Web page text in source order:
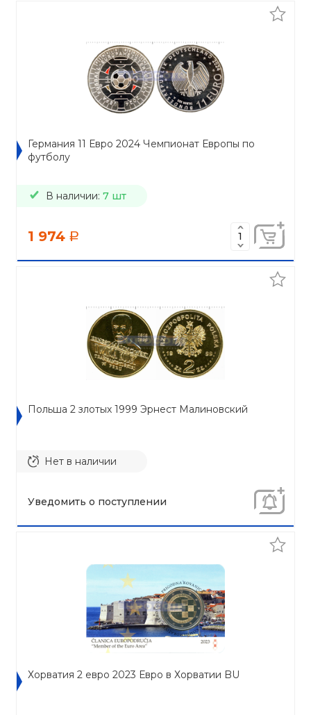
Германия 11 Евро 2024 Чемпионат Европы по
футболу
В наличии: 7 шт
1 974 a
Польша 2 злотых 1999 Эрнест Малиновский
Нет в наличии
Уведомить о поступлении
Хорватия 2 евро 2023 Евро в Хорватии BU